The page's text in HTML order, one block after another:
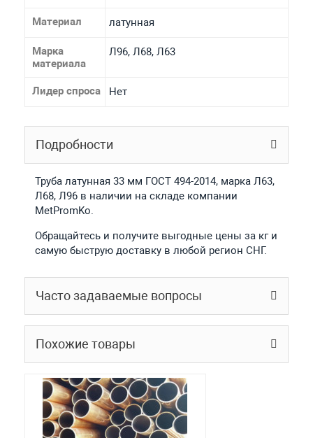
Материал латунная
Марка
материала
Л96, Л68, Л63
Лидер спроса Нет
Подробности
Труба латунная 33 мм ГОСТ 494-2014, марка Л63,
Л68, Л96 в наличии на складе компании
MetPromKo.
Обращайтесь и получите выгодные цены за кг и
самую быструю доставку в любой регион СНГ.
Часто задаваемые вопросы
Похожие товары